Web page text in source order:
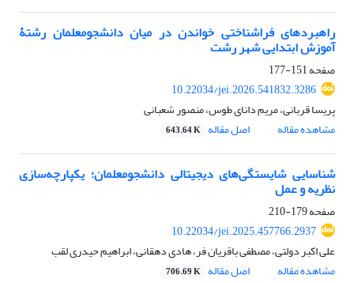
راهبردهای فراشناختی خواندن در میان دانشجومعلمان رشتۀ
آموزش ابتدایی شهر رشت
صفحه151-177
10.22034/jei.2026.541832.3286
پریسا قربانی، مریم دانای طوس، منصور شعبانی
مشاهده مقاله
اصل مقاله 643.64 K
شناسایی شایستگی‌های دیجیتالی دانشجومعلمان؛ یکپارچه‌سازی
نظریه و عمل
صفحه179-210
10.22034/jei.2025.457766.2937
علی اکبر دولتی، مصطفی باقریان فر، هادی دهقانی، ابراهیم حیدری لقب
مشاهده مقاله
اصل مقاله 706.69 K